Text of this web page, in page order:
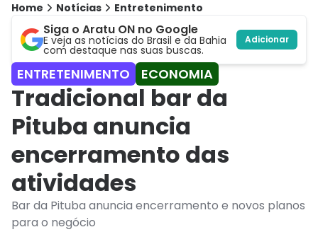
Home Notícias Entretenimento
Siga o Aratu ON no Google
E veja as notícias do Brasil e da Bahia
com destaque nas suas buscas.
Adicionar
ENTRETENIMENTO ECONOMIA
Tradicional bar da
Pituba anuncia
encerramento das
atividades
Bar da Pituba anuncia encerramento e novos planos
para o negócio